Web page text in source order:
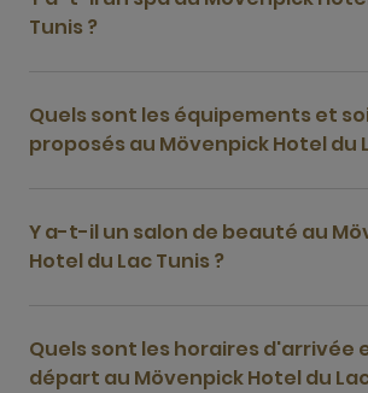
Tunis ?
Quels sont les équipements et
proposés au Mövenpick Hotel du
Y a-t-il un salon de beauté au
Hotel du Lac Tunis ?
Quels sont les horaires d'arrivée
départ au Mövenpick Hotel du